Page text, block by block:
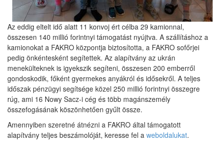
Az eddig eltelt idő alatt 11 konvoj ért célba 29 kamionnal,
összesen 140 millió forintnyi támogatást nyújtva. A szállításhoz a
kamionokat a FAKRO központja biztosította, a FAKRO sofőrjei
pedig önkéntesként segítettek. Az alapítvány az ukrán
menekülteknek is igyekszik segíteni, összesen 200 emberről
gondoskodik, főként gyermekes anyákról és idősekről. A teljes
időszak pénzügyi segítsége közel 250 millió forintnyi összegre
rúg, ami 16 Nowy Sacz-i cég és több magánszemély
összefogásának köszönhetően gyűlt össze.
Amennyiben szeretné átnézni a FAKRO által támogatott
alapítvány teljes beszámolóját, keresse fel a weboldalukat.